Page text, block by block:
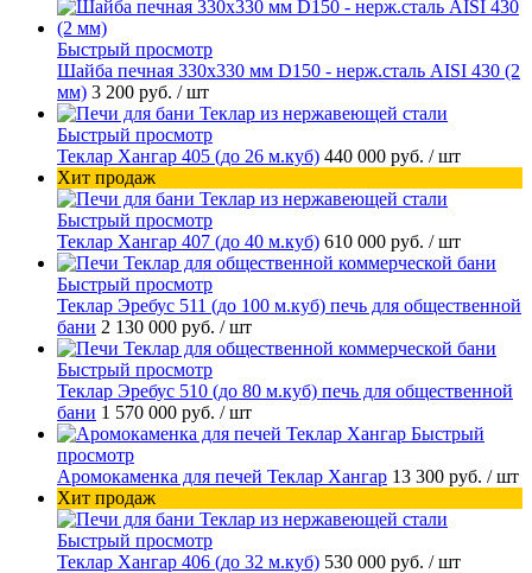
Быстрый просмотр
Шайба печная 330х330 мм D150 - нерж.сталь AISI 430 (2
мм) 3 200 руб. / шт
Быстрый просмотр
Теклар Хангар 405 (до 26 м.куб) 440 000 руб. / шт
Хит продаж
Быстрый просмотр
Теклар Хангар 407 (до 40 м.куб) 610 000 руб. / шт
Быстрый просмотр
Теклар Эребус 511 (до 100 м.куб) печь для общественной
бани 2 130 000 руб. / шт
Быстрый просмотр
Теклар Эребус 510 (до 80 м.куб) печь для общественной
бани 1 570 000 руб. / шт
Быстрый
просмотр
Аромокаменка для печей Теклар Хангар 13 300 руб. / шт
Хит продаж
Быстрый просмотр
Теклар Хангар 406 (до 32 м.куб) 530 000 руб. / шт